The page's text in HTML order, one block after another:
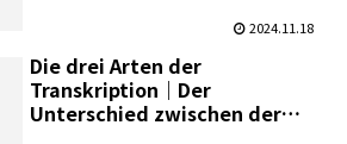
Freiberufler｜Kosten,
Zeitaufwand und Tipps für
die Antragstellung
2024.11.18
Die drei Arten der
Transkription｜Der
Unterschied zwischen der